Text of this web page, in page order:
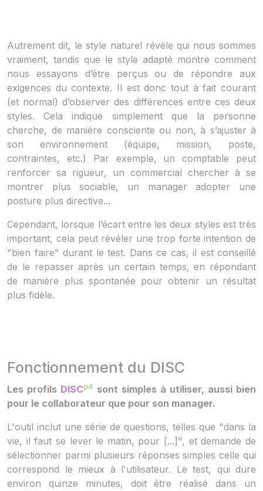
Autrement dit, le style naturel révèle qui nous sommes
vraiment, tandis que le style adapté montre comment
nous essayons d’être perçus ou de répondre aux
exigences du contexte. Il est donc tout à fait courant
(et normal) d’observer des différences entre ces deux
styles. Cela indique simplement que la personne
cherche, de manière consciente ou non, à s’ajuster à
son environnement (équipe, mission, poste,
contraintes, etc.) Par exemple, un comptable peut
renforcer sa rigueur, un commercial chercher à se
montrer plus sociable, un manager adopter une
posture plus directive...
Cependant, lorsque l’écart entre les deux styles est très
important, cela peut révéler une trop forte intention de
"bien faire" durant le test. Dans ce cas, il est conseillé
de le repasser après un certain temps, en répondant
de manière plus spontanée pour obtenir un résultat
plus fidèle.
Fonctionnement du DISC
Les profils DISCp4 sont simples à utiliser, aussi bien
pour le collaborateur que pour son manager.
L'outil inclut une série de questions, telles que "dans la
vie, il faut se lever le matin, pour [...]", et demande de
sélectionner parmi plusieurs réponses simples celle qui
correspond le mieux à l'utilisateur. Le test, qui dure
environ quinze minutes, doit être réalisé dans un